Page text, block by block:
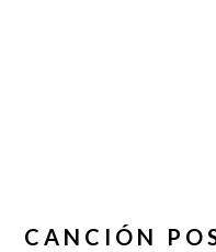
CANCIÓN